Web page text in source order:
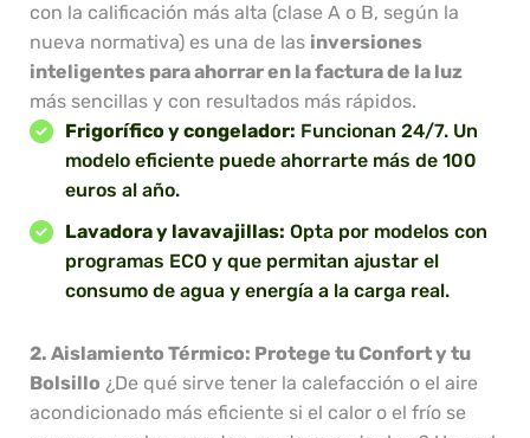
con la calificación más alta (clase A o B, según la
nueva normativa) es una de las inversiones
inteligentes para ahorrar en la factura de la luz
más sencillas y con resultados más rápidos.
Frigorífico y congelador: Funcionan 24/7. Un
modelo eficiente puede ahorrarte más de 100
euros al año.
Lavadora y lavavajillas: Opta por modelos con
programas ECO y que permitan ajustar el
consumo de agua y energía a la carga real.
2. Aislamiento Térmico: Protege tu Confort y tu
Bolsillo ¿De qué sirve tener la calefacción o el aire
acondicionado más eficiente si el calor o el frío se